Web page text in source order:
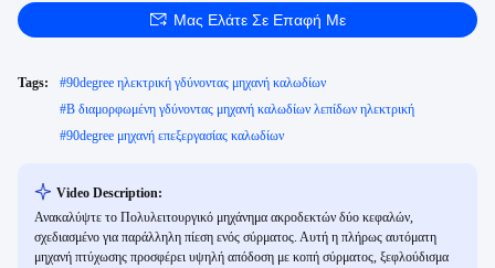
Μας Ελάτε Σε Επαφή Με
Tags: #90degree ηλεκτρική γδύνοντας μηχανή καλωδίων
#Β διαμορφωμένη γδύνοντας μηχανή καλωδίων λεπίδων ηλεκτρική
#90degree μηχανή επεξεργασίας καλωδίων
Video Description:
Ανακαλύψτε το Πολυλειτουργικό μηχάνημα ακροδεκτών δύο κεφαλών,
σχεδιασμένο για παράλληλη πίεση ενός σύρματος. Αυτή η πλήρως αυτόματη
μηχανή πτύχωσης προσφέρει υψηλή απόδοση με κοπή σύρματος, ξεφλούδισμα